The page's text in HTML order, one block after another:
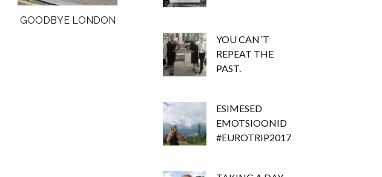
GOODBYE LONDON
YOU CAN´T
REPEAT THE
PAST.
ESIMESED
EMOTSIOONID
#EUROTRIP2017